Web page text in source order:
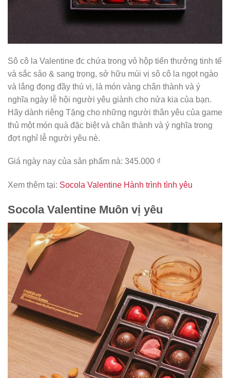
Sô cô la Valentine đc chứa trong vỏ hộp tiến thưởng tinh tế
và sắc sảo & sang trọng, sở hữu mùi vị sô cô la ngọt ngào
và lắng đọng đầy thú vị, là món vàng chân thành và ý
nghĩa ngày lễ hội người yêu giành cho nửa kia của bạn.
Hãy dành riêng Tặng cho những người thân yêu của game
thủ một món quà đặc biệt và chân thành và ý nghĩa trong
đợt nghỉ lễ người yêu nè.
Giá ngày nay của sản phẩm nà: 345.000 ₫
Xem thêm tại: Socola Valentine Hành trình tình yêu
Socola Valentine Muôn vị yêu